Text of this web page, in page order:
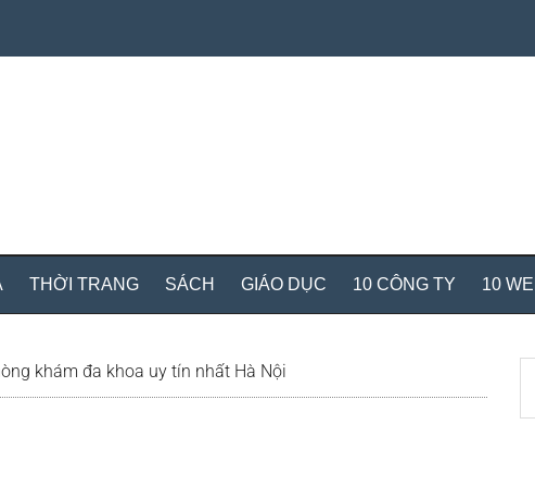
THỜI TRANG SÁCH GIÁO DỤC 10 CÔNG TY 10
khám đa khoa uy tín nhất Hà Nội